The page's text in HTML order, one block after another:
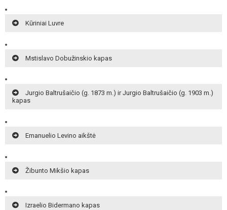
Kūriniai Luvre
Mstislavo Dobužinskio kapas
Jurgio Baltrušaičio (g. 1873 m.) ir Jurgio Baltrušaičio (g. 1903 m.)
kapas
Emanuelio Levino aikštė
Žibunto Mikšio kapas
Izraelio Bidermano kapas